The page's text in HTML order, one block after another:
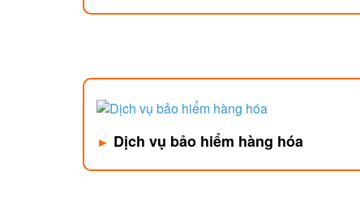
► Dịch vụ bảo hiểm hàng hóa